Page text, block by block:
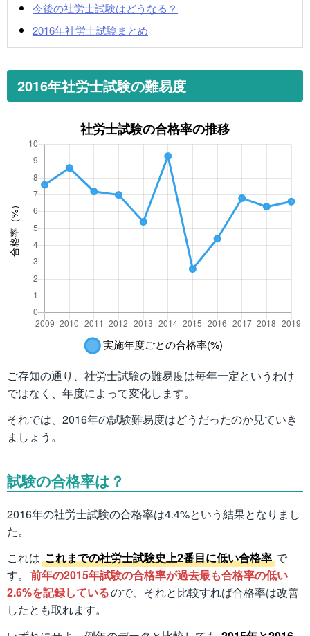
今後の社労士試験はどうなる？
2016年社労士試験まとめ
2016年社労士試験の難易度
ご存知の通り、社労士試験の難易度は毎年一定というわけ
ではなく、年度によって変化します。
それでは、2016年の試験難易度はどうだったのか見ていき
ましょう。
試験の合格率は？
2016年の社労士試験の合格率は4.4%という結果となりまし
た。
これは これまでの社労士試験史上2番目に低い合格率 で
す。 前年の2015年試験の合格率が過去最も合格率の低い
2.6%を記録しているので、それと比較すれば合格率は改善
したとも取れます。